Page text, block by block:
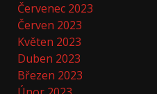
Červenec 2023
Červen 2023
Květen 2023
Duben 2023
Březen 2023